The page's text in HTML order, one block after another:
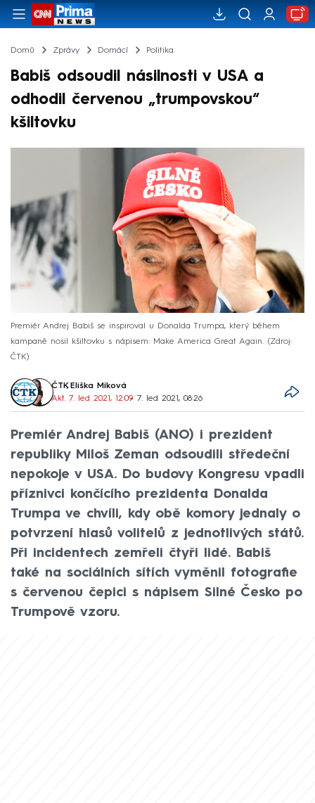
Domů Zprávy Domácí Politika
Babiš odsoudil násilnosti v USA a
odhodil červenou „trumpovskou“
kšiltovku
Premiér Andrej Babiš se inspiroval u Donalda Trumpa, který během
kampaně nosil kšiltovku s nápisem: Make America Great Again.
Zdroj:
ČTK
ČTK, Eliška Míková
Akt. 7. led 2021, 12:09• 7. led 2021, 08:26
Premiér Andrej Babiš (ANO) i prezident
republiky Miloš Zeman odsoudili středeční
nepokoje v USA. Do budovy Kongresu vpadli
příznivci končícího prezidenta Donalda
Trumpa ve chvíli, kdy obě komory jednaly o
potvrzení hlasů volitelů z jednotlivých států.
Při incidentech zemřeli čtyři lidé. Babiš
také na sociálních sítích vyměnil fotografie
s červenou čepici s nápisem Silné Česko po
Trumpově vzoru.